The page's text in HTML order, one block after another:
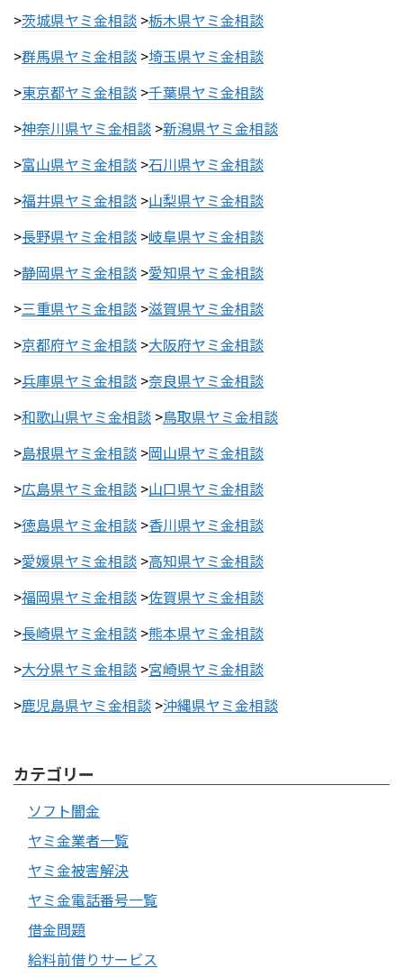
>茨城県ヤミ金相談 >栃木県ヤミ金相談
>群馬県ヤミ金相談 >埼玉県ヤミ金相談
>東京都ヤミ金相談 >千葉県ヤミ金相談
>神奈川県ヤミ金相談 >新潟県ヤミ金相談
>富山県ヤミ金相談 >石川県ヤミ金相談
>福井県ヤミ金相談 >山梨県ヤミ金相談
>長野県ヤミ金相談 >岐阜県ヤミ金相談
>静岡県ヤミ金相談 >愛知県ヤミ金相談
>三重県ヤミ金相談 >滋賀県ヤミ金相談
>京都府ヤミ金相談 >大阪府ヤミ金相談
>兵庫県ヤミ金相談 >奈良県ヤミ金相談
>和歌山県ヤミ金相談 >鳥取県ヤミ金相談
>島根県ヤミ金相談 >岡山県ヤミ金相談
>広島県ヤミ金相談 >山口県ヤミ金相談
>徳島県ヤミ金相談 >香川県ヤミ金相談
>愛媛県ヤミ金相談 >高知県ヤミ金相談
>福岡県ヤミ金相談 >佐賀県ヤミ金相談
>長崎県ヤミ金相談 >熊本県ヤミ金相談
>大分県ヤミ金相談 >宮崎県ヤミ金相談
>鹿児島県ヤミ金相談 >沖縄県ヤミ金相談
カテゴリー
ソフト闇金
ヤミ金業者一覧
ヤミ金被害解決
ヤミ金電話番号一覧
借金問題
給料前借りサービス